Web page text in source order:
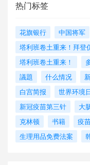
热门标签
花旗银行 中国将军
塔利班卷土重来！拜登
塔利班卷土重来！
議題
什么情况
白宫简报
世界环境
新冠疫苗第三针
大
克林顿
书籍 疫
生理用品免费法案